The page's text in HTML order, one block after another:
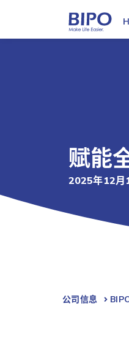
赋能
2025年12月
公司信息